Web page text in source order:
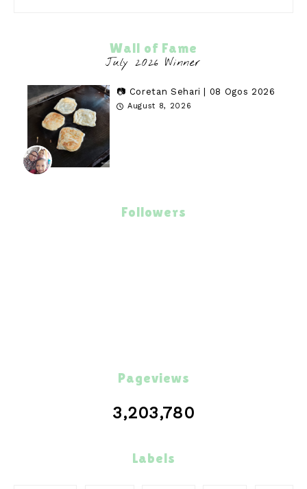
Wall of Fame
📷 Coretan Sehari | 08 Ogos 2026
August 8, 2026
Followers
Pageviews
3,203,780
Labels